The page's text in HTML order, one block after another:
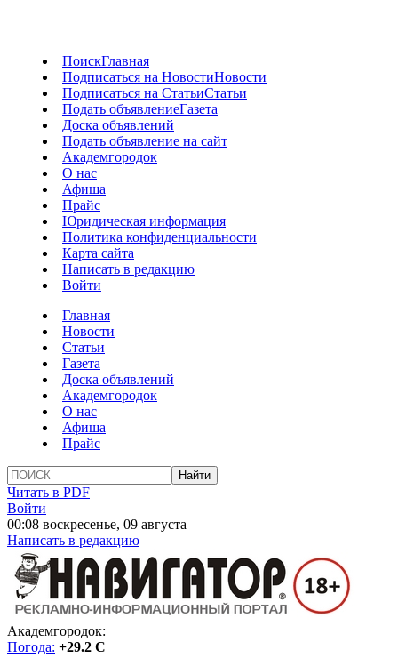
ПоискГлавная
Подписаться на НовостиНовости
Подписаться на СтатьиСтатьи
Подать объявлениеГазета
Доска объявлений
Подать объявление на сайт
Академгородок
О нас
Афиша
Прайс
Юридическая информация
Политика конфиденциальности
Карта сайта
Написать в редакцию
Войти
Главная
Новости
Статьи
Газета
Доска объявлений
Академгородок
О нас
Афиша
Прайс
Читать в PDF
Войти
00:08 воскресенье, 09 августа
Написать в редакцию
Академгородок:
Погода: +29.2 C